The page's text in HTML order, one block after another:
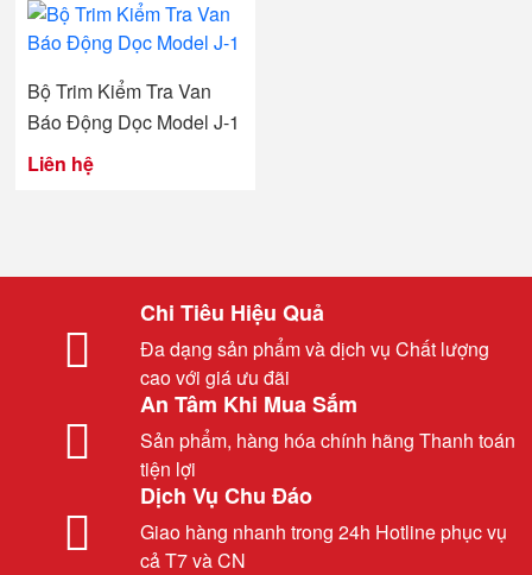
Bộ Trim Kiểm Tra Van
Báo Động Dọc Model J-1
Liên hệ
Chi Tiêu Hiệu Quả
Đa dạng sản phẩm và dịch vụ Chất lượng
cao với giá ưu đãi
An Tâm Khi Mua Sắm
Sản phẩm, hàng hóa chính hãng Thanh toán
tiện lợi
Dịch Vụ Chu Đáo
Giao hàng nhanh trong 24h Hotline phục vụ
cả T7 và CN